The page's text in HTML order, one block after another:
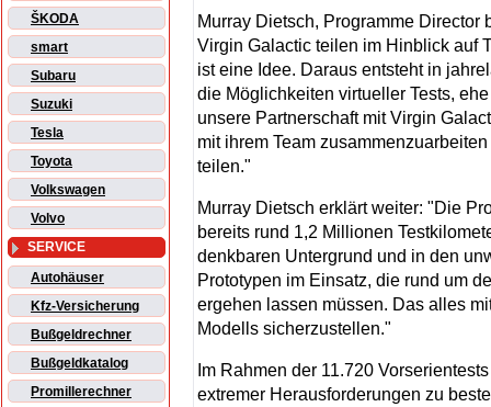
ŠKODA
smart
Subaru
Suzuki
Tesla
Toyota
Volkswagen
Volvo
SERVICE
Autohäuser
Kfz-Versicherung
Bußgeldrechner
Bußgeldkatalog
Promillerechner
Murray Dietsch, Programme Director
Virgin Galactic teilen im Hinblick auf
ist eine Idee. Daraus entsteht in
die Möglichkeiten virtueller Tests,
unsere Partnerschaft mit Virgin
mit ihrem Team
teilen."
Murray Dietsch erklärt weiter: "Die
bereits rund 1,2 Millionen
denkbaren Untergrund und in den
Prototypen im Einsatz, die rund um
ergehen lassen müssen. Das alles
Modells sicherzustellen."
Im Rahmen der 11.720
extremer Herausforderungen zu